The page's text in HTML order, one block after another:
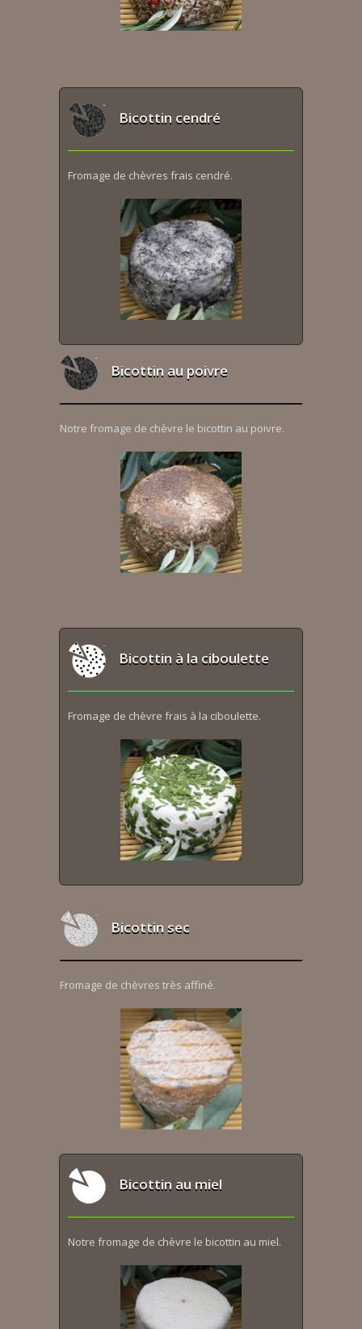
Bicottin cendré
Fromage de chèvres frais cendré.
Bicottin au poivre
Notre fromage de chèvre le bicottin au poivre.
Bicottin à la ciboulette
Fromage de chèvre frais à la ciboulette.
Bicottin sec
Fromage de chèvres très affiné.
Bicottin au miel
Notre fromage de chèvre le bicottin au miel.